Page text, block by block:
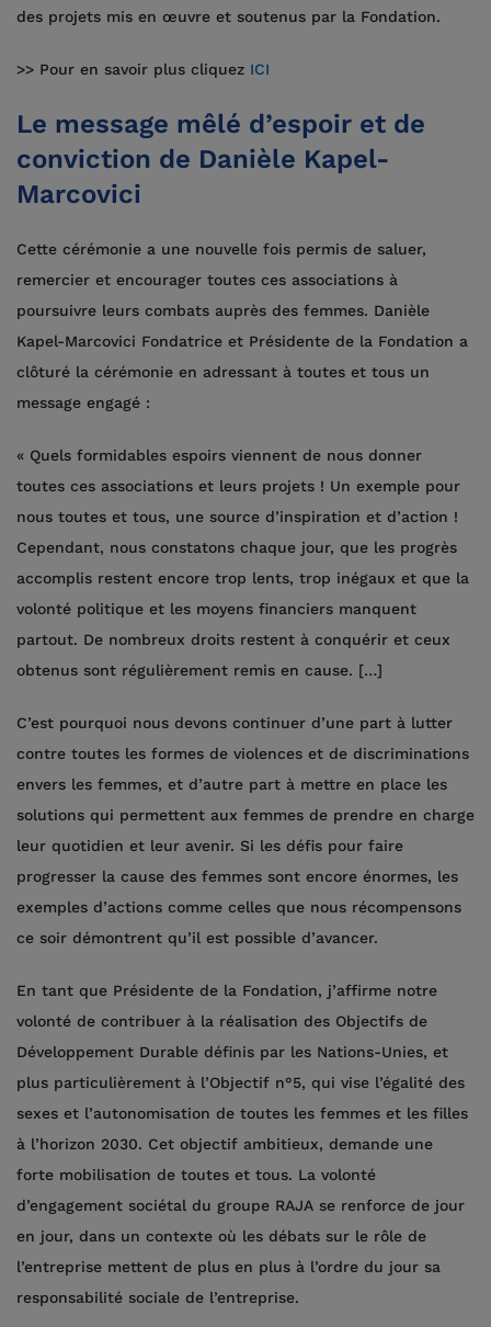
des projets mis en œuvre et soutenus par la Fondation.
>> Pour en savoir plus cliquez ICI
Le message mêlé d’espoir et de
conviction de Danièle Kapel-
Marcovici
Cette cérémonie a une nouvelle fois permis de saluer,
remercier et encourager toutes ces associations à
poursuivre leurs combats auprès des femmes. Danièle
Kapel-Marcovici Fondatrice et Présidente de la Fondation a
clôturé la cérémonie en adressant à toutes et tous un
message engagé :
« Quels formidables espoirs viennent de nous donner
toutes ces associations et leurs projets ! Un exemple pour
nous toutes et tous, une source d’inspiration et d’action !
Cependant, nous constatons chaque jour, que les progrès
accomplis restent encore trop lents, trop inégaux et que la
volonté politique et les moyens financiers manquent
partout. De nombreux droits restent à conquérir et ceux
obtenus sont régulièrement remis en cause. […]
C’est pourquoi nous devons continuer d’une part à lutter
contre toutes les formes de violences et de discriminations
envers les femmes, et d’autre part à mettre en place les
solutions qui permettent aux femmes de prendre en charge
leur quotidien et leur avenir. Si les défis pour faire
progresser la cause des femmes sont encore énormes, les
exemples d’actions comme celles que nous récompensons
ce soir démontrent qu’il est possible d’avancer.
En tant que Présidente de la Fondation, j’affirme notre
volonté de contribuer à la réalisation des Objectifs de
Développement Durable définis par les Nations-Unies, et
plus particulièrement à l’Objectif n°5, qui vise l’égalité des
sexes et l’autonomisation de toutes les femmes et les filles
à l’horizon 2030. Cet objectif ambitieux, demande une
forte mobilisation de toutes et tous. La volonté
d’engagement sociétal du groupe RAJA se renforce de jour
en jour, dans un contexte où les débats sur le rôle de
l’entreprise mettent de plus en plus à l’ordre du jour sa
responsabilité sociale de l’entreprise.